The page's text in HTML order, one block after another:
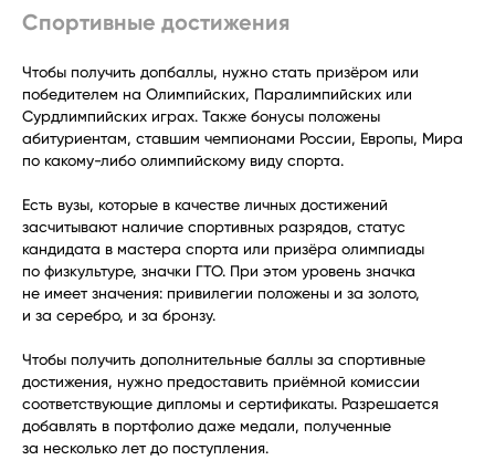
Спортивные достижения
Чтобы получить допбаллы, нужно стать призёром или
победителем на Олимпийских, Паралимпийских или
Сурдлимпийских играх. Также бонусы положены
абитуриентам, ставшим чемпионами России, Европы, Мира
по какому-либо олимпийскому виду спорта.
Есть вузы, которые в качестве личных достижений
засчитывают наличие спортивных разрядов, статус
кандидата в мастера спорта или призёра олимпиады
по физкультуре, значки ГТО. При этом уровень значка
не имеет значения: привилегии положены и за золото,
и за серебро, и за бронзу.
Чтобы получить дополнительные баллы за спортивные
достижения, нужно предоставить приёмной комиссии
соответствующие дипломы и сертификаты. Разрешается
добавлять в портфолио даже медали, полученные
за несколько лет до поступления.